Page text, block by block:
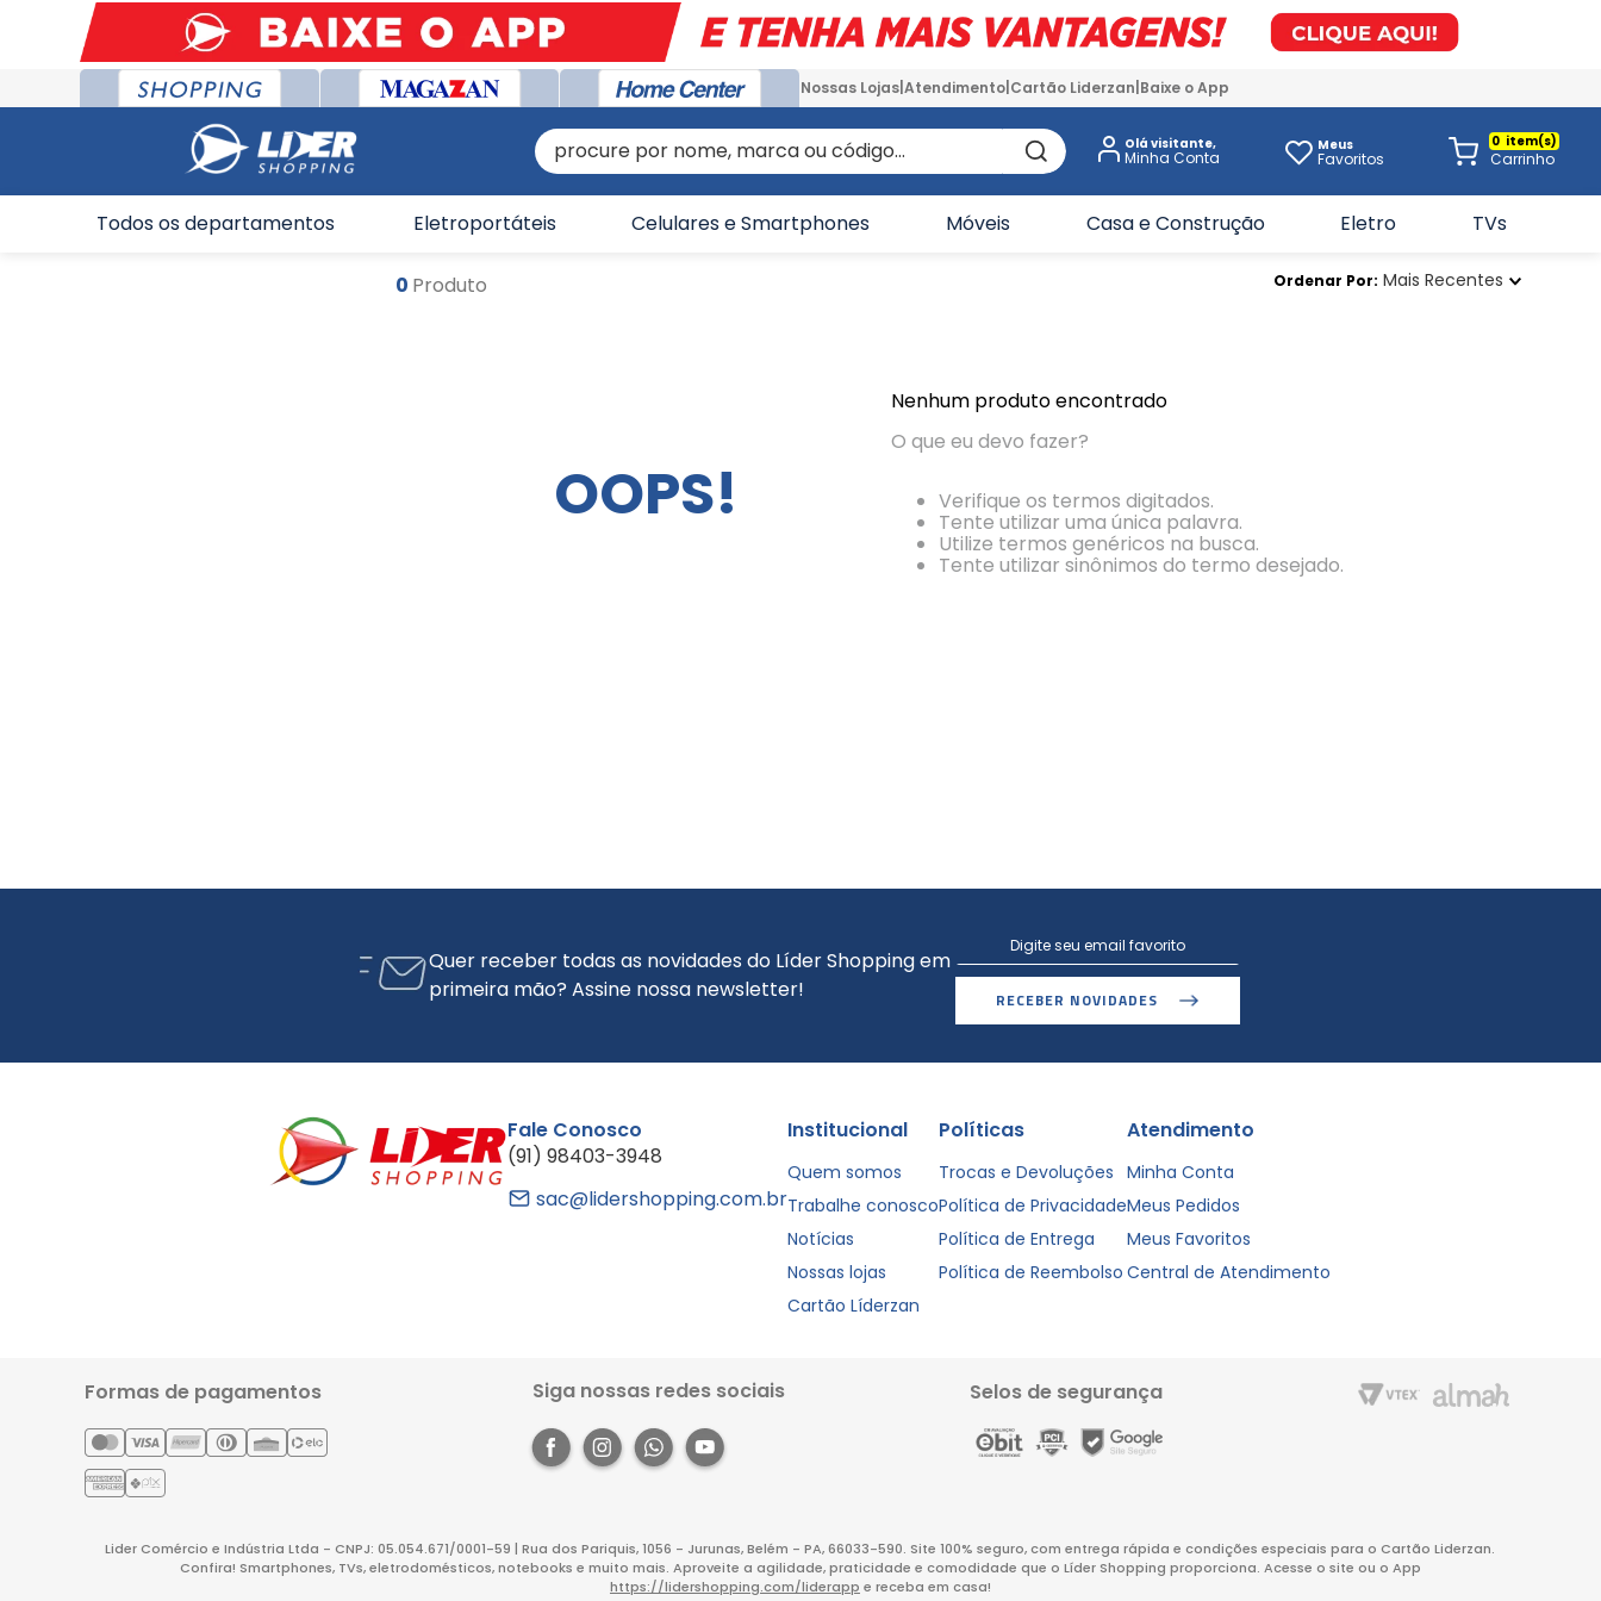
Nossas Lojas Atendimento Cartão Liderzan Baixe o App
procure por nome, marca ou código... Olá visitante, Meus
Favoritos
0
Todos os departamentos Eletroportáteis Celulares e Smartphones Móveis Casa e Construção Eletro TVs
0 Produto Ordenar Por Mais Recentes
OOPS!
Nenhum produto encontrado
O que eu devo fazer?
Verifique os termos digitados.
Tente utilizar uma única palavra.
Utilize termos genéricos na busca.
Tente utilizar sinônimos do termo desejado.
Quer receber todas as novidades do Líder Shopping em
primeira mão? Assine nossa newsletter!
RECEBER NOVIDADES
Fale Conosco
(91) 98403-3948
sac@lidershopping.com.br
Institucional
Quem somos
Trabalhe conosco
Notícias
Nossas lojas
Cartão Líderzan
Políticas
Trocas e Devoluções
Política de Privacidade
Política de Entrega
Política de Reembolso
Atendimento
Minha Conta
Meus Pedidos
Meus Favoritos
Central de Atendimento
Formas de pagamentos Siga nossas redes sociais Selos de segurança
Lider Comércio e Indústria Ltda - CNPJ: 05.054.671/0001-59 | Rua dos Pariquis, 1056 - Jurunas, Belém - PA, 66033-590. Site 100% seguro, com entrega rápida e condições especiais para o Cartão Liderzan.
Confira! Smartphones, TVs, eletrodomésticos, notebooks e muito mais. Aproveite a agilidade, praticidade e comodidade que o Líder Shopping proporciona. Acesse o site ou o App
https://lidershopping.com/liderapp e receba em casa!